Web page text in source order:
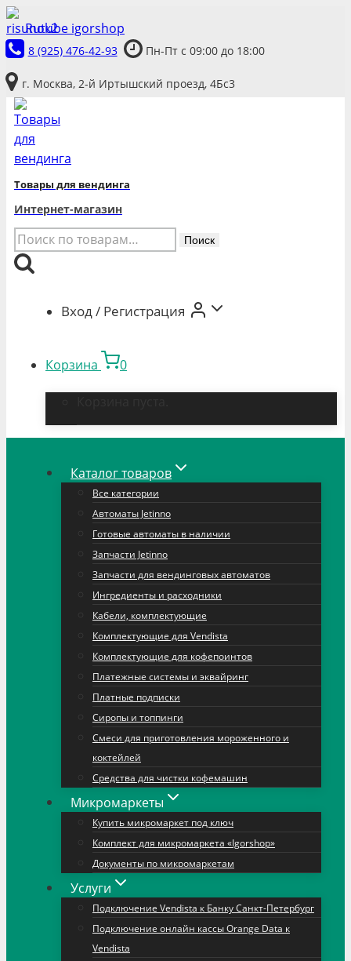
Перейти
к
содержимому
Rutube igorshop
8 (925) 476-42-93 Пн-Пт с 09:00 до 18:00
г. Москва, 2-й Иртышский проезд, 4Бс3
Товары для вендинга
Интернет-магазин
Искать: Поиск
Вход / Регистрация
Корзина 0
Каталог товаров
Все категории
Автоматы Jetinno
Готовые автоматы в наличии
Запчасти Jetinno
Запчасти для вендинговых автоматов
Ингредиенты и расходники
Кабели, комплектующие
Комплектующие для Vendista
Комплектующие для кофепоинтов
Платежные системы и эквайринг
Платные подписки
Сиропы и топпинги
Смеси для приготовления мороженного и
коктейлей
Средства для чистки кофемашин
Микромаркеты
Купить микромаркет под ключ
Комплект для микромаркета «Igorshop»
Документы по микромаркетам
Услуги
Подключение Vendista к Банку Санкт-Петербург
Подключение онлайн кассы Orange Data к
Vendista